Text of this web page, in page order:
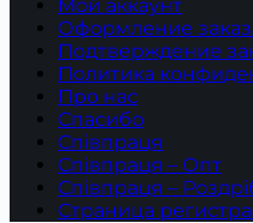
Мой аккаунт
Оформление
Подтверждение
Политика
Про нас
Спасибо
Співпраця
Співпраця – Опт
Співпраця –
Страница